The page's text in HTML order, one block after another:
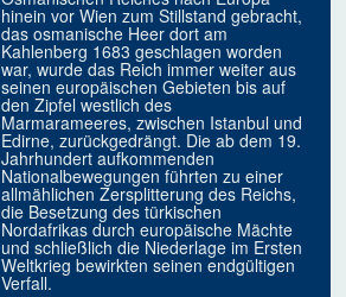
hinein vor Wien zum Stillstand gebracht,
das osmanische Heer dort am
Kahlenberg 1683 geschlagen worden
war, wurde das Reich immer weiter aus
seinen europäischen Gebieten bis auf
den Zipfel westlich des
Marmarameeres, zwischen Istanbul und
Edirne, zurückgedrängt. Die ab dem 19.
Jahrhundert aufkommenden
Nationalbewegungen führten zu einer
allmählichen Zersplitterung des Reichs,
die Besetzung des türkischen
Nordafrikas durch europäische Mächte
und schließlich die Niederlage im Ersten
Weltkrieg bewirkten seinen endgültigen
Verfall.